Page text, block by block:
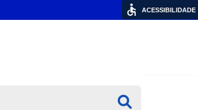
ACESSIBILIDADE